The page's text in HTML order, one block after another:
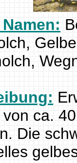
ca.
Die